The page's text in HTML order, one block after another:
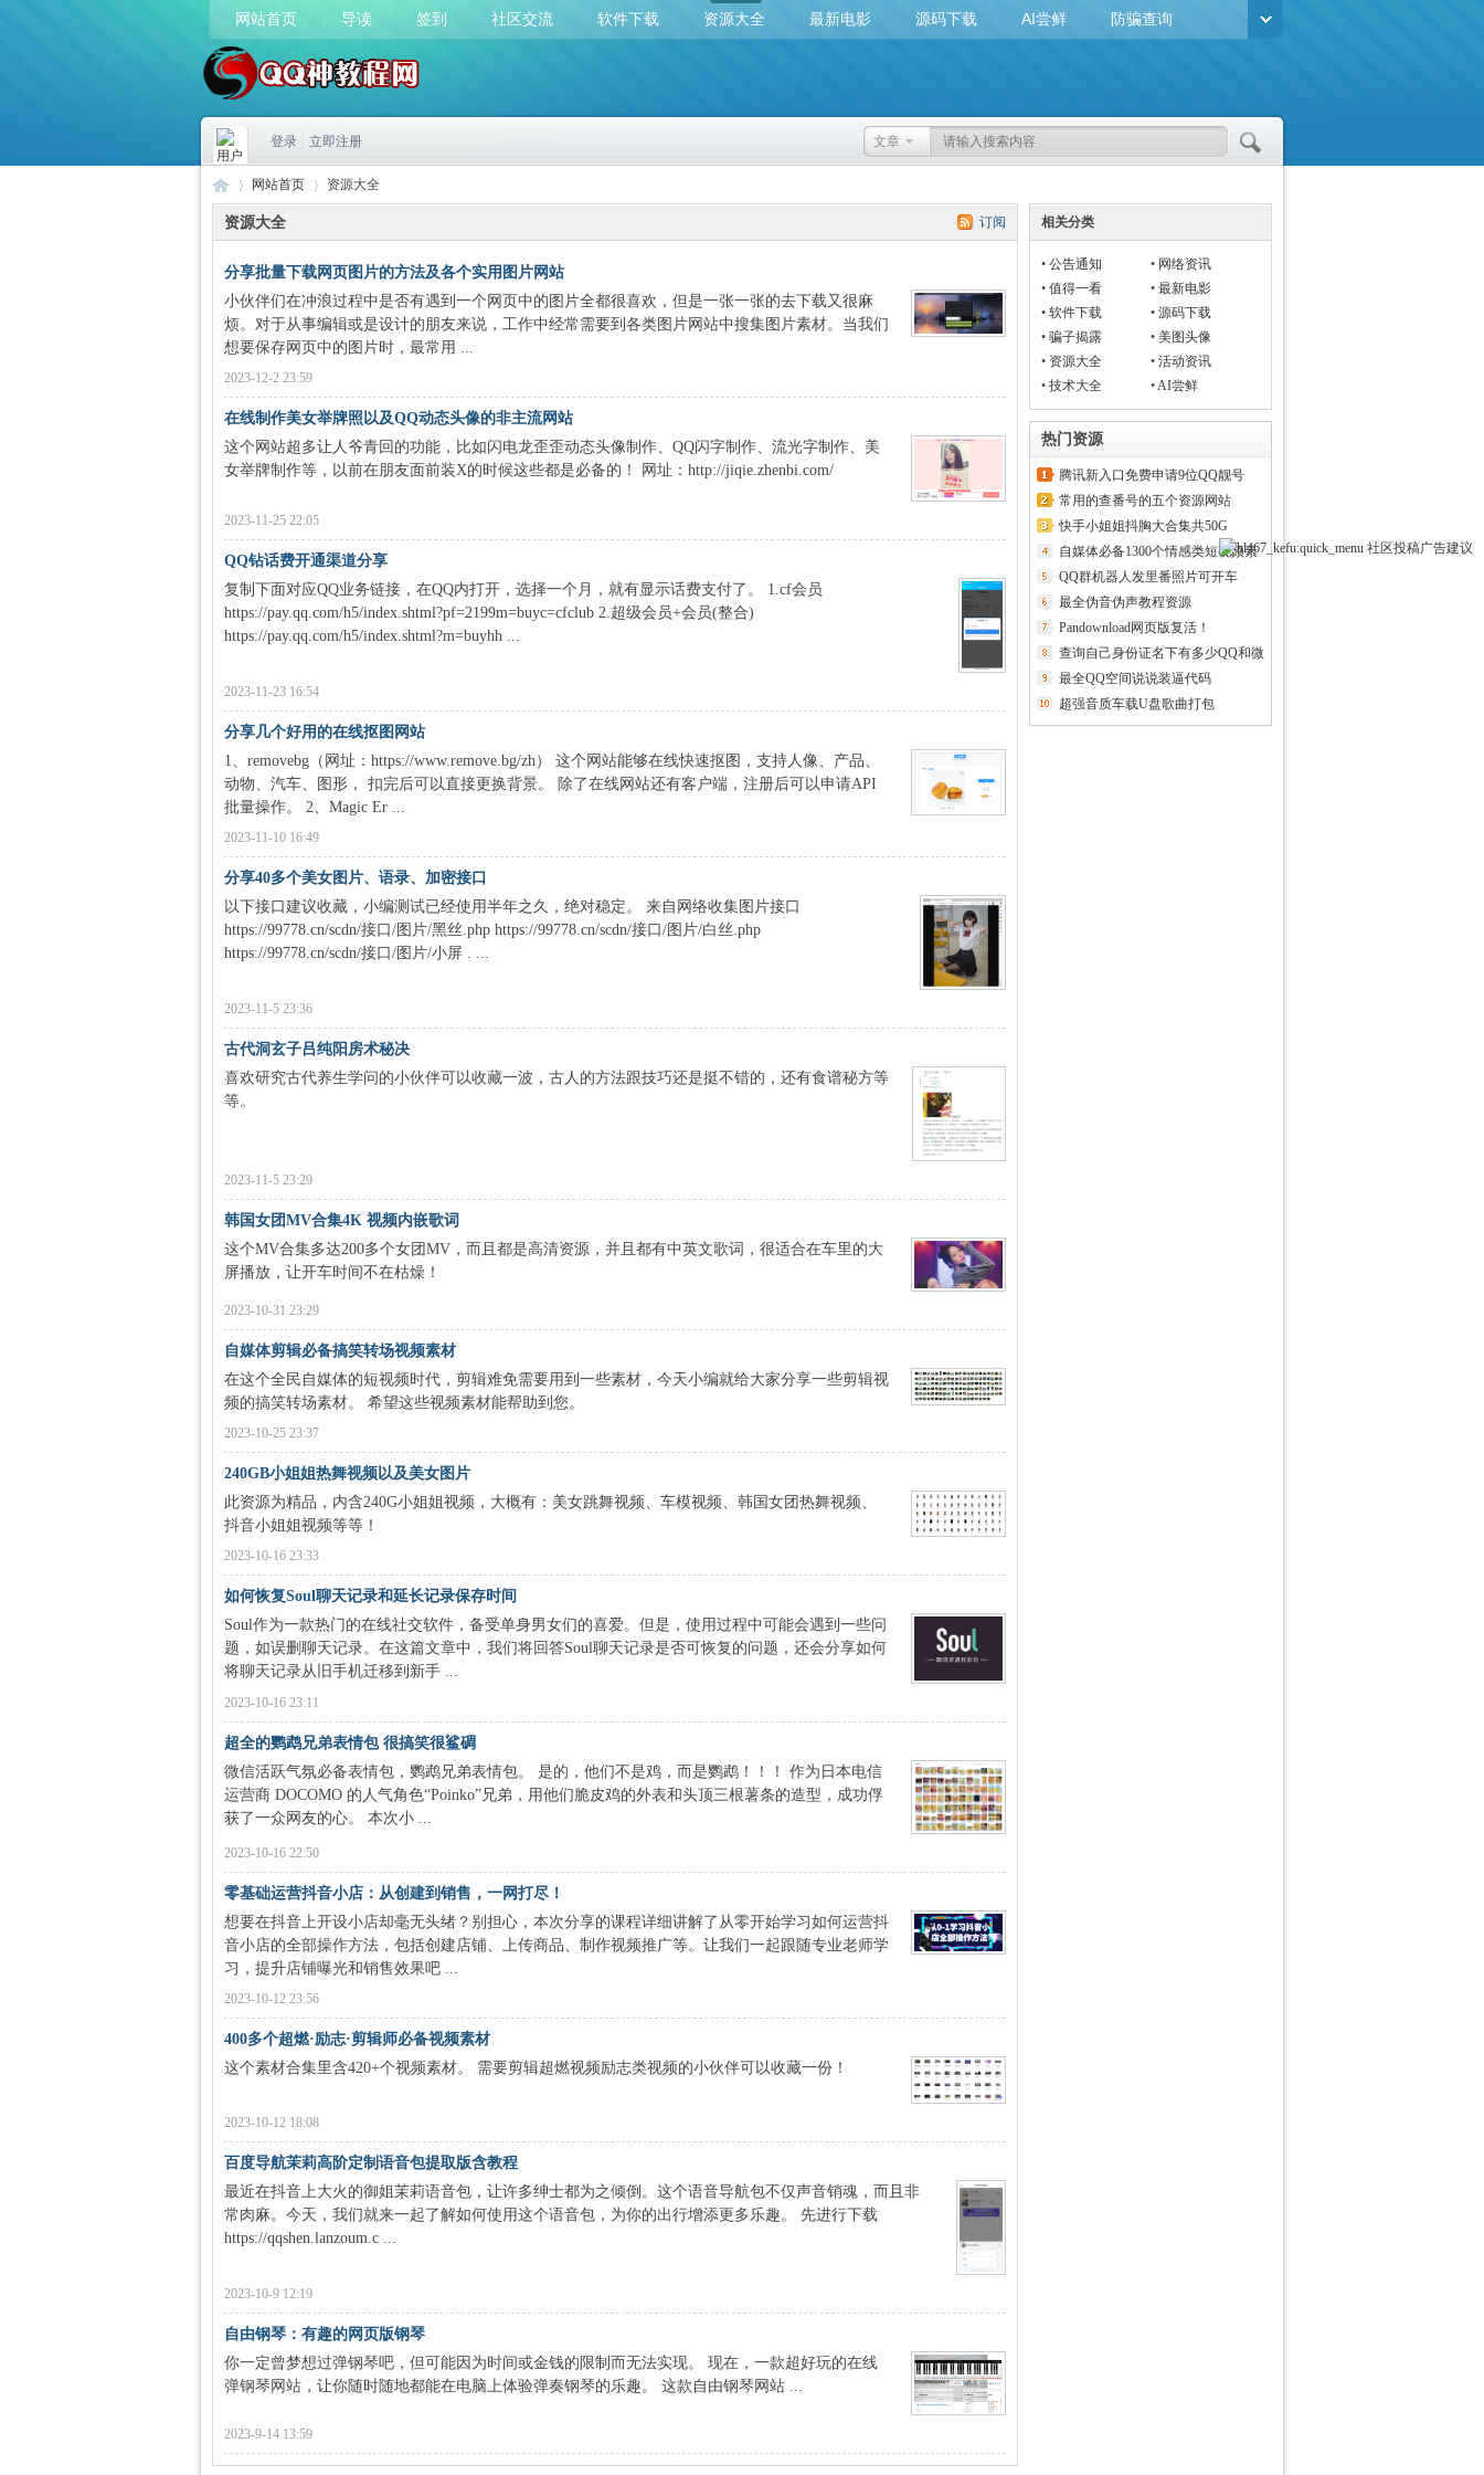
网站首页 导读 签到 社区交流 软件下载 资源大全 最新电影 源码下载 AI尝鲜 防骗查询
文章
登录 立即注册
网
›
网站首页
›
资源大全
订阅
资源大全
分享批量下载网页图片的方法及各个实用图片网站
小伙伴们在冲浪过程中是否有遇到一个网页中的图片全都很喜欢，但是一张一张的去下载又很麻
烦。对于从事编辑或是设计的朋友来说，工作中经常需要到各类图片网站中搜集图片素材。当我们
想要保存网页中的图片时，最常用 ...
2023-12-2 23:59
在线制作美女举牌照以及QQ动态头像的非主流网站
这个网站超多让人爷青回的功能，比如闪电龙歪歪动态头像制作、QQ闪字制作、流光字制作、美
女举牌制作等，以前在朋友面前装X的时候这些都是必备的！ 网址：http://jiqie.zhenbi.com/
2023-11-25 22:05
QQ钻话费开通渠道分享
复制下面对应QQ业务链接，在QQ内打开，选择一个月，就有显示话费支付了。 1.cf会员
https://pay.qq.com/h5/index.shtml?pf=2199m=buyc=cfclub 2.超级会员+会员(整合)
https://pay.qq.com/h5/index.shtml?m=buyhh ...
2023-11-23 16:54
分享几个好用的在线抠图网站
1、removebg（网址：https://www.remove.bg/zh） 这个网站能够在线快速抠图，支持人像、产品、
动物、汽车、图形， 扣完后可以直接更换背景。 除了在线网站还有客户端，注册后可以申请API
批量操作。 2、Magic Er ...
2023-11-10 16:49
分享40多个美女图片、语录、加密接口
以下接口建议收藏，小编测试已经使用半年之久，绝对稳定。 来自网络收集图片接口
https://99778.cn/scdn/接口/图片/黑丝.php https://99778.cn/scdn/接口/图片/白丝.php
https://99778.cn/scdn/接口/图片/小屏 . ...
2023-11-5 23:36
古代洞玄子吕纯阳房术秘决
喜欢研究古代养生学问的小伙伴可以收藏一波，古人的方法跟技巧还是挺不错的，还有食谱秘方等
等。
2023-11-5 23:29
韩国女团MV合集4K 视频内嵌歌词
这个MV合集多达200多个女团MV，而且都是高清资源，并且都有中英文歌词，很适合在车里的大
屏播放，让开车时间不在枯燥！
2023-10-31 23:29
自媒体剪辑必备搞笑转场视频素材
在这个全民自媒体的短视频时代，剪辑难免需要用到一些素材，今天小编就给大家分享一些剪辑视
频的搞笑转场素材。 希望这些视频素材能帮助到您。
2023-10-25 23:37
240GB小姐姐热舞视频以及美女图片
此资源为精品，内含240G小姐姐视频，大概有：美女跳舞视频、车模视频、韩国女团热舞视频、
抖音小姐姐视频等等！
2023-10-16 23:33
如何恢复Soul聊天记录和延长记录保存时间
Soul作为一款热门的在线社交软件，备受单身男女们的喜爱。但是，使用过程中可能会遇到一些问
题，如误删聊天记录。在这篇文章中，我们将回答Soul聊天记录是否可恢复的问题，还会分享如何
将聊天记录从旧手机迁移到新手 ...
2023-10-16 23:11
超全的鹦鹉兄弟表情包 很搞笑很鲨碉
微信活跃气氛必备表情包，鹦鹉兄弟表情包。 是的，他们不是鸡，而是鹦鹉！！！ 作为日本电信
运营商 DOCOMO 的人气角色“Poinko”兄弟，用他们脆皮鸡的外表和头顶三根薯条的造型，成功俘
获了一众网友的心。 本次小 ...
2023-10-16 22:50
零基础运营抖音小店：从创建到销售，一网打尽！
想要在抖音上开设小店却毫无头绪？别担心，本次分享的课程详细讲解了从零开始学习如何运营抖
音小店的全部操作方法，包括创建店铺、上传商品、制作视频推广等。让我们一起跟随专业老师学
习，提升店铺曝光和销售效果吧 ...
2023-10-12 23:56
400多个超燃·励志·剪辑师必备视频素材
这个素材合集里含420+个视频素材。 需要剪辑超燃视频励志类视频的小伙伴可以收藏一份！
2023-10-12 18:08
百度导航茉莉高阶定制语音包提取版含教程
最近在抖音上大火的御姐茉莉语音包，让许多绅士都为之倾倒。这个语音导航包不仅声音销魂，而且非
常肉麻。今天，我们就来一起了解如何使用这个语音包，为你的出行增添更多乐趣。 先进行下载
https://qqshen.lanzoum.c ...
2023-10-9 12:19
自由钢琴：有趣的网页版钢琴
你一定曾梦想过弹钢琴吧，但可能因为时间或金钱的限制而无法实现。 现在，一款超好玩的在线
弹钢琴网站，让你随时随地都能在电脑上体验弹奏钢琴的乐趣。 这款自由钢琴网站 ...
2023-9-14 13:59
相关分类
• 公告通知 • 网络资讯
• 值得一看 • 最新电影
• 软件下载 • 源码下载
• 骗子揭露 • 美图头像
• 资源大全 • 活动资讯
• 技术大全 •AI尝鲜
热门资源
腾讯新入口免费申请9位QQ靓号
常用的查番号的五个资源网站
快手小姐姐抖胸大合集共50G
自媒体必备1300个情感类短视频素
材
QQ群机器人发里番照片可开车
最全伪音伪声教程资源
Pandownload网页版复活！
查询自己身份证名下有多少QQ和微
信
最全QQ空间说说装逼代码
超强音质车载U盘歌曲打包
社区投稿广告建议